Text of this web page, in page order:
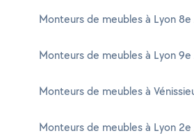
Monteurs de meubles à Lyon
Monteurs de meubles à Lyon
Monteurs de meubles à
Monteurs de meubles à Lyon